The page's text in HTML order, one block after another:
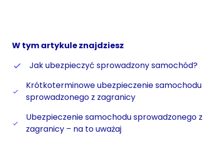
W tym artykule znajdziesz
Jak ubezpieczyć sprowadzony samochód?
Krótkoterminowe ubezpieczenie samochodu
sprowadzonego z zagranicy
Ubezpieczenie samochodu sprowadzonego z
zagranicy – na to uważaj